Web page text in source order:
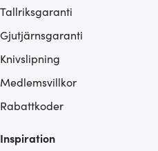
Tallriksgaranti
Gjutjärnsgaranti
Knivslipning
Medlemsvillkor
Rabattkoder
Inspiration